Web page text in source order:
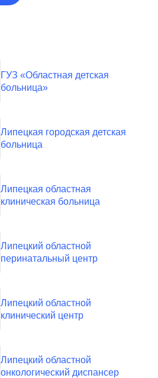
ГУЗ «Областная детская
больница»
Липецкая городская детская
больница
Липецкая областная
клиническая больница
Липецкий областной
перинатальный центр
Липецкий областной
клинический центр
Липецкий областной
онкологический диспансер